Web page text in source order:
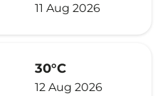
11 Aug 2026
30°C
12 Aug 2026